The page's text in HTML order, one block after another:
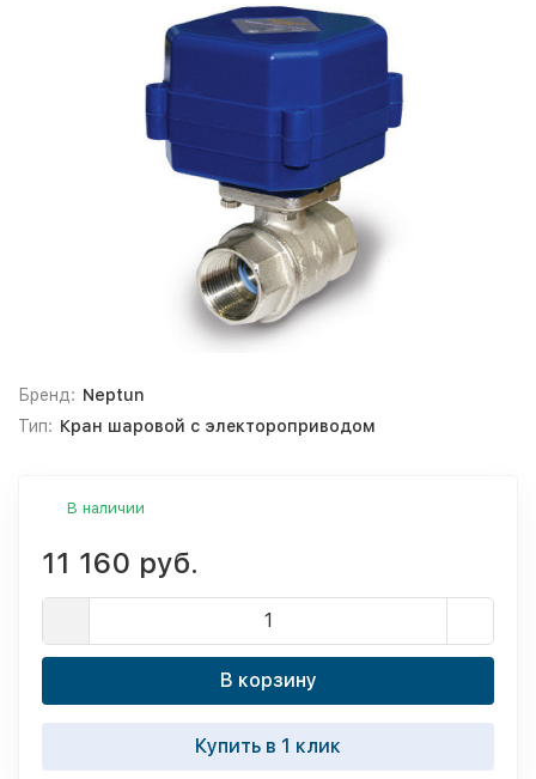
Бренд: Neptun
Тип: Кран шаровой c электороприводом
В наличии
11 160 руб.
В корзину
Купить в 1 клик